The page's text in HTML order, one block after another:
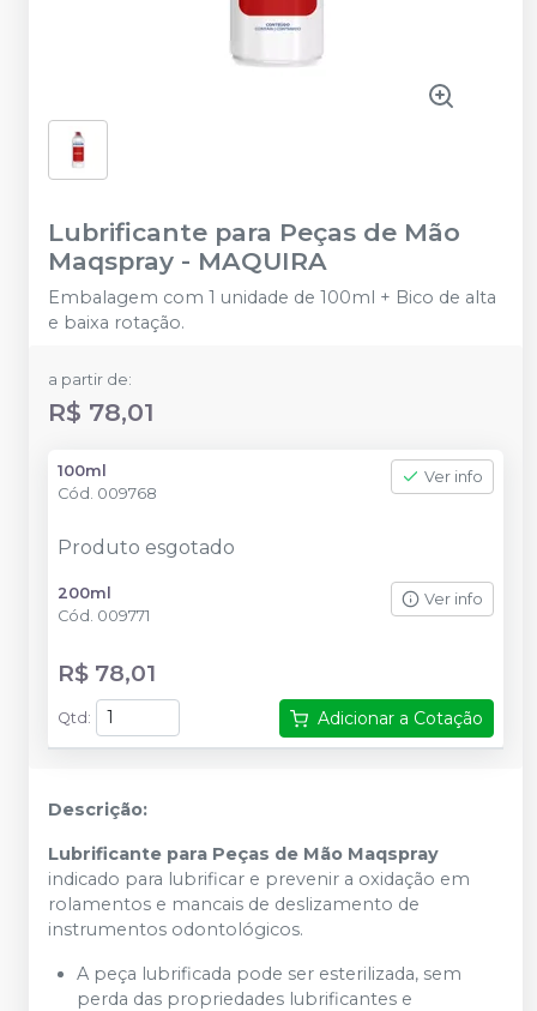
Lubrificante para Peças de Mão
Maqspray - MAQUIRA
Embalagem com 1 unidade de 100ml + Bico de alta
e baixa rotação.
a partir de:
R$ 78,01
100ml
Cód. 009768
Ver info
Produto esgotado
200ml
Cód. 009771
Ver info
R$ 78,01
Qtd : Adicionar a Cotação
Descrição:
Lubrificante para Peças de Mão Maqspray
indicado para lubrificar e prevenir a oxidação em
rolamentos e mancais de deslizamento de
instrumentos odontológicos.
A peça lubrificada pode ser esterilizada, sem
perda das propriedades lubrificantes e